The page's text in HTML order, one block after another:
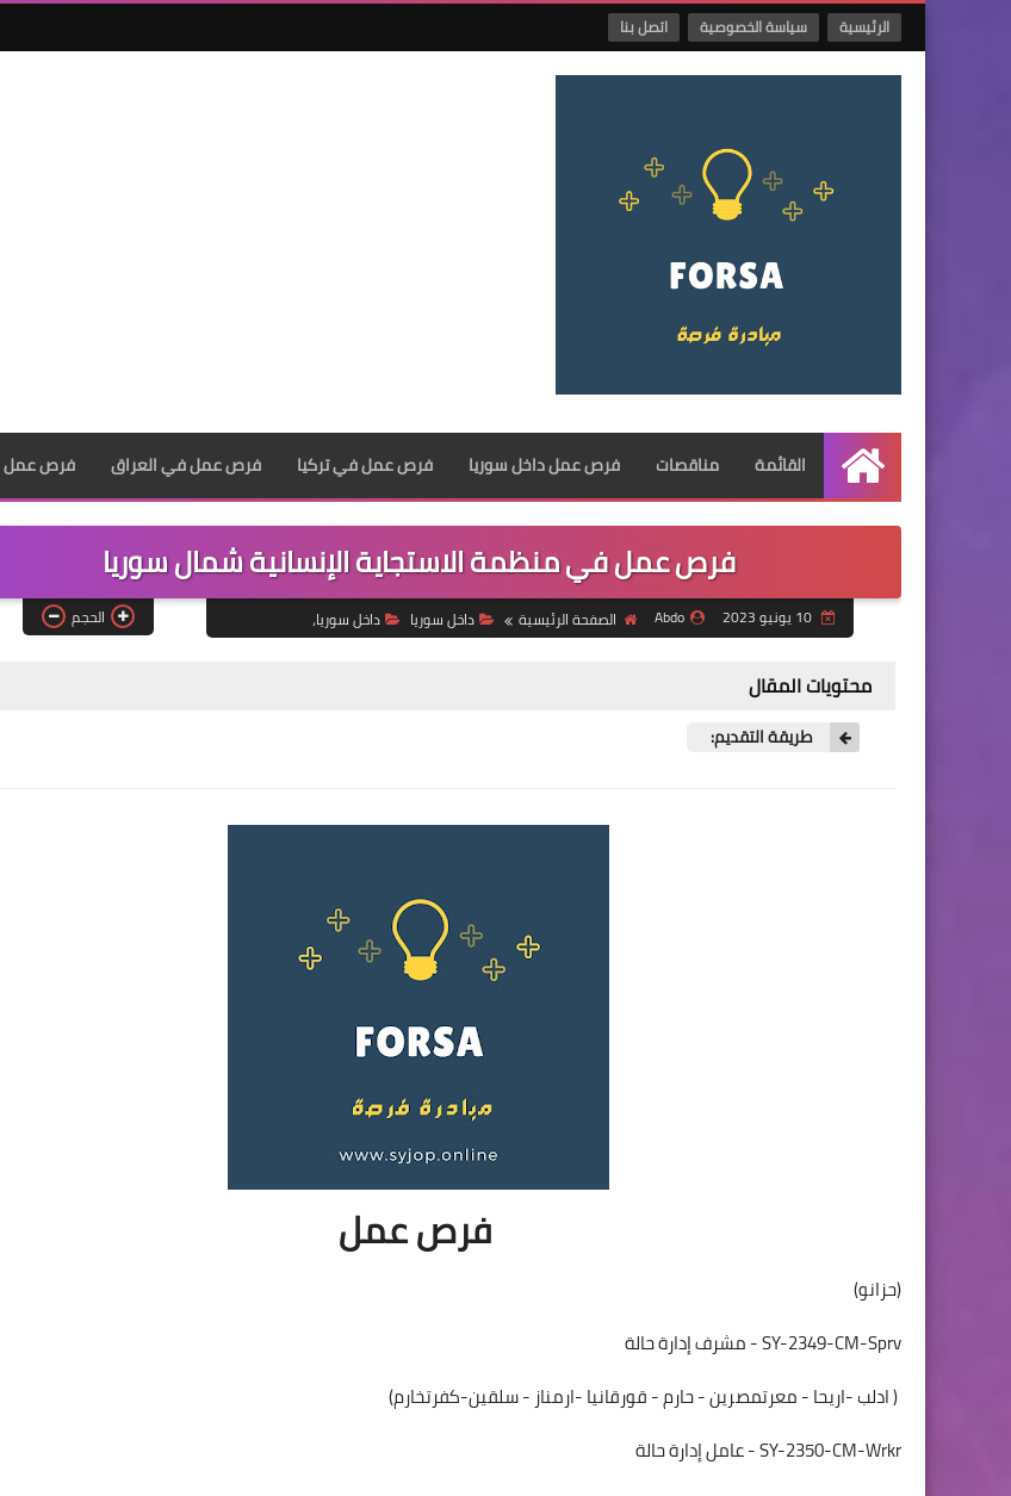
الرئيسية سياسة الخصوصية اتصل بنا
الرئيسية
القائمة مناقصات فرص عمل داخل سوريا فرص عمل في تركيا فرص عمل في العراق فرص عمل
فرص عمل في منظمة الاستجاية الإنسانية شمال سوريا
10 يونيو 2023 Abdo الصفحة الرئيسية داخل سوريا داخل سوريا، الحجم
محتويات المقال
طريقة التقديم:
فرص عمل
(حزانو)
SY-2349-CM-Sprv - مشرف إدارة حالة
( ادلب -اريحا - معرتمصرين - حارم - قورقانيا -ارمناز - سلقين-كفرتخارم)
SY-2350-CM-Wrkr - عامل إدارة حالة